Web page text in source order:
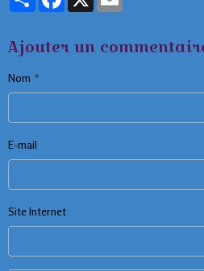
Ajouter un
Nom
E-mail
Site Internet